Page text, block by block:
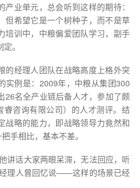
业单元，总会听到这样的期待：
但希望它是一个树种子，而不是草
培训中，中粮偏爱团队学习，副手
。
的经理人团队在战略高度上格外突
实例是：2009年，中粮从集团300
26名全产业链后备人才，参加了颇
睿咨询有限公司）的人才测评。结
战略的能力，即战略领导力竟然和
手相比，基本不差。
讲话大家两眼呆滞，无法回应，听
理人曾回忆说——这样的场景已经